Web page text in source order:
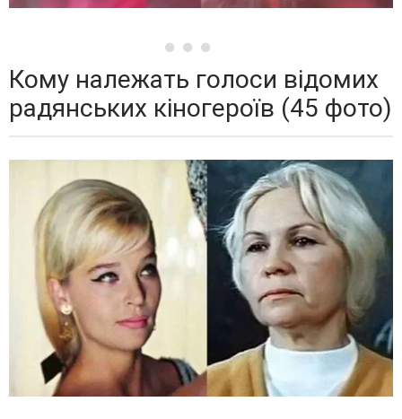
Кому належать голоси відомих
радянських кіногероїв (45 фото)